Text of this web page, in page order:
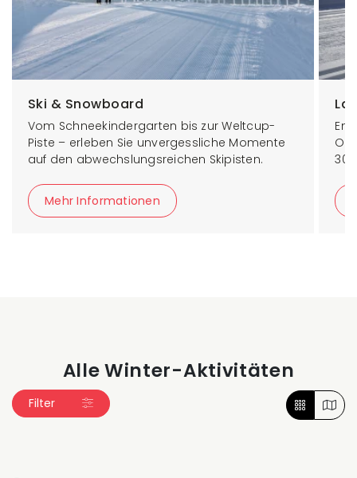
Ski & Snowboard
Vom Schneekindergarten bis zur Weltcup-
Piste – erleben Sie unvergessliche Momente
auf den abwechslungsreichen Skipisten.
Mehr Informationen
Alle Winter-Aktivitäten
Filter